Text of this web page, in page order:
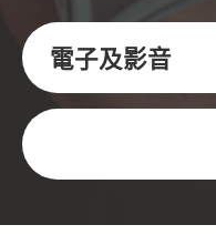
電子及影音
關鍵字